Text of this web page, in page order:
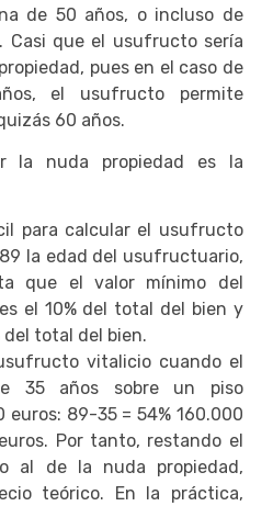
de 50 años, o incluso de
Casi que el usufructo sería
pues en el caso de
el usufructo permite
60 años.
la nuda propiedad es la
para calcular el usufructo
la edad del usufructuario,
que el valor mínimo del
el 10% del total del bien y
del total del bien.
vitalicio cuando el
35 años sobre un piso
euros: 89-35 = 54% 160.000
Por tanto, restando el
al de la nuda propiedad,
teórico. En la práctica,